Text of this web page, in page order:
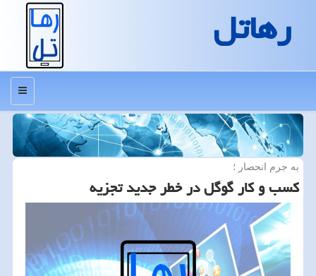
رهاتل
منو
به جرم انحصار ؛
کسب و کار گوگل در خطر جدید تجزیه